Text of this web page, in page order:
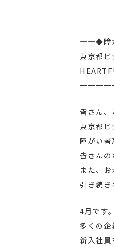
━━◆障
東京都
皆さん、
東京都ビ
障がい者
皆さんの
また、
引き続き
4月です。
多くの企
新入社員